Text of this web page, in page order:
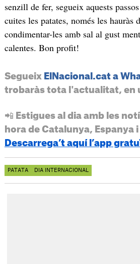
senzill de fer, segueix aquests
cuites les patates, només les hauràs
condimentar-les amb sal al gust
calentes. Bon profit!
Segueix ElNacional.cat a
trobaràs tota l'actualitat, en
📲 Estigues al dia amb les
hora de Catalunya, Espanya
Descarrega’t aquí l’app
PATATA DIA INTERNACIONAL